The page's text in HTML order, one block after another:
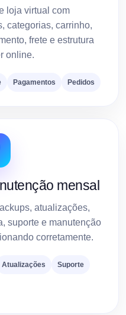
loja virtual com
categorias, carrinho,
frete e estrutura
online.
Pagamentos Pedidos
mensal
atualizações,
suporte e manutenção
corretamente.
Atualizações Suporte